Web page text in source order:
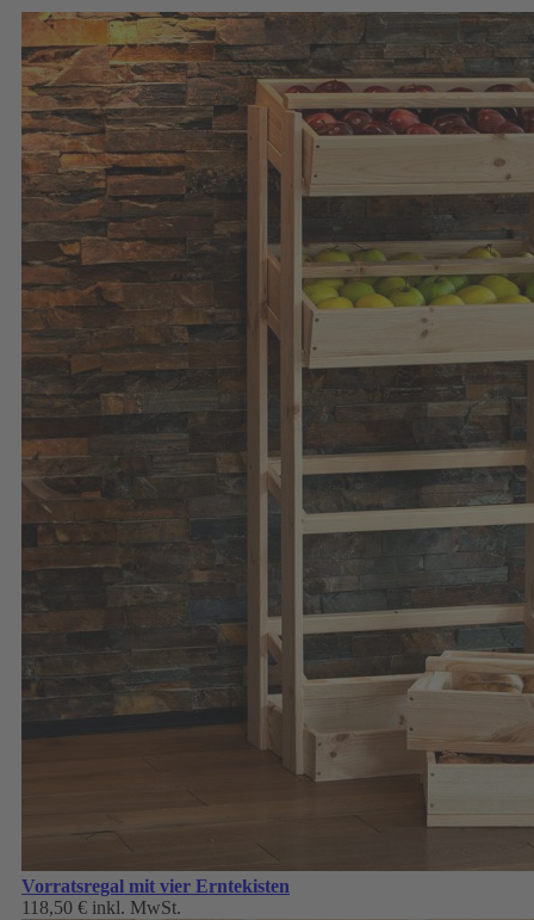
Vorratsregal mit vier Erntekisten
118,50 € inkl. MwSt.